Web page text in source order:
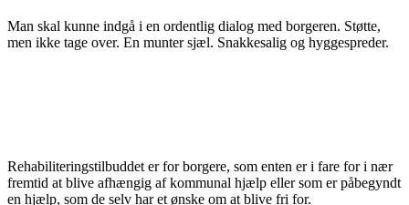
Man skal kunne indgå i en ordentlig dialog med borgeren. Støtte,
men ikke tage over. En munter sjæl. Snakkesalig og hyggespreder.
Rehabiliteringstilbuddet er for borgere, som enten er i fare for i nær
fremtid at blive afhængig af kommunal hjælp eller som er påbegyndt
en hjælp, som de selv har et ønske om at blive fri for.